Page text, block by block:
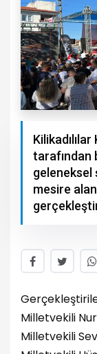
tarafından
geleneksel
mesire
Milletvekili
Milletvekili